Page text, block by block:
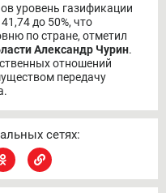
уровень газификации
до 50%, что
по стране, отметил
Александр Чурин.
отношений
передачу
сетях: